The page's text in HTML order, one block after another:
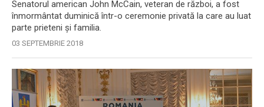
Senatorul american John McCain, veteran de război, a fost
înmormântat duminică într-o ceremonie privată la care au luat
parte prieteni şi familia.
03 SEPTEMBRIE 2018